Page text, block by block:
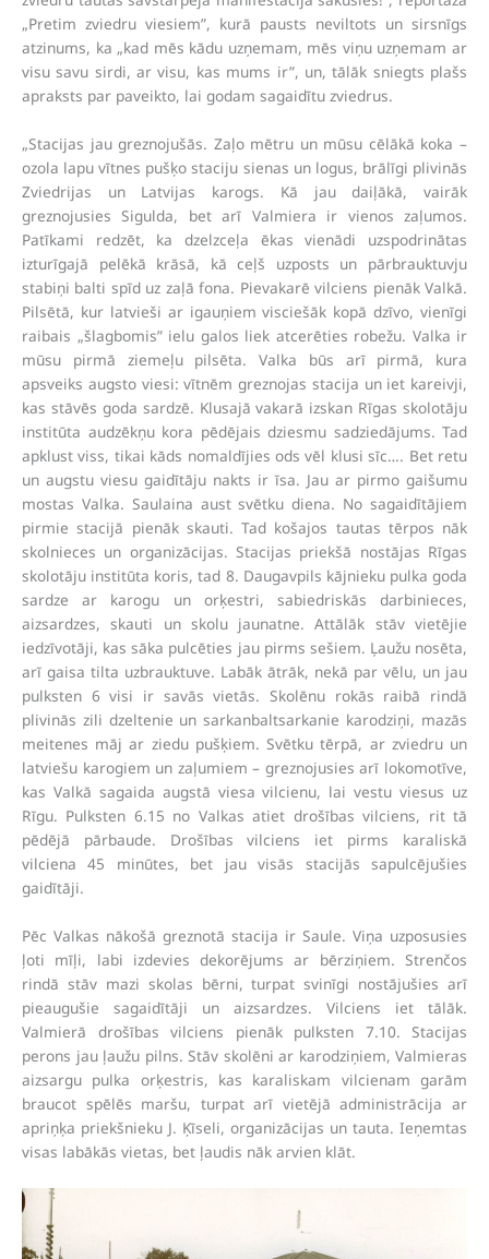
„Pretim zviedru viesiem”, kurā pausts neviltots un sirsnīgs
atzinums, ka „kad mēs kādu uzņemam, mēs viņu uzņemam ar
visu savu sirdi, ar visu, kas mums ir”, un, tālāk sniegts plašs
apraksts par paveikto, lai godam sagaidītu zviedrus.
„Stacijas jau greznojušās. Zaļo mētru un mūsu cēlākā koka –
ozola lapu vītnes pušķo staciju sienas un logus, brālīgi plivinās
Zviedrijas un Latvijas karogs. Kā jau daiļākā, vairāk
greznojusies Sigulda, bet arī Valmiera ir vienos zaļumos.
Patīkami redzēt, ka dzelzceļa ēkas vienādi uzspodrinātas
izturīgajā pelēkā krāsā, kā ceļš uzposts un pārbrauktuvju
stabiņi balti spīd uz zaļā fona. Pievakarē vilciens pienāk Valkā.
Pilsētā, kur latvieši ar igauņiem visciešāk kopā dzīvo, vienīgi
raibais „šlagbomis” ielu galos liek atcerēties robežu. Valka ir
mūsu pirmā ziemeļu pilsēta. Valka būs arī pirmā, kura
apsveiks augsto viesi: vītnēm greznojas stacija un iet kareivji,
kas stāvēs goda sardzē. Klusajā vakarā izskan Rīgas skolotāju
institūta audzēkņu kora pēdējais dziesmu sadziedājums. Tad
apklust viss, tikai kāds nomaldījies ods vēl klusi sīc…. Bet retu
un augstu viesu gaidītāju nakts ir īsa. Jau ar pirmo gaišumu
mostas Valka. Saulaina aust svētku diena. No sagaidītājiem
pirmie stacijā pienāk skauti. Tad košajos tautas tērpos nāk
skolnieces un organizācijas. Stacijas priekšā nostājas Rīgas
skolotāju institūta koris, tad 8. Daugavpils kājnieku pulka goda
sardze ar karogu un orķestri, sabiedriskās darbinieces,
aizsardzes, skauti un skolu jaunatne. Attālāk stāv vietējie
iedzīvotāji, kas sāka pulcēties jau pirms sešiem. Ļaužu nosēta,
arī gaisa tilta uzbrauktuve. Labāk ātrāk, nekā par vēlu, un jau
pulksten 6 visi ir savās vietās. Skolēnu rokās raibā rindā
plivinās zili dzeltenie un sarkanbaltsarkanie karodziņi, mazās
meitenes māj ar ziedu pušķiem. Svētku tērpā, ar zviedru un
latviešu karogiem un zaļumiem – greznojusies arī lokomotīve,
kas Valkā sagaida augstā viesa vilcienu, lai vestu viesus uz
Rīgu. Pulksten 6.15 no Valkas atiet drošības vilciens, rit tā
pēdējā pārbaude. Drošības vilciens iet pirms karaliskā
vilciena 45 minūtes, bet jau visās stacijās sapulcējušies
gaidītāji.
Pēc Valkas nākošā greznotā stacija ir Saule. Viņa uzposusies
ļoti mīļi, labi izdevies dekorējums ar bērziņiem. Strenčos
rindā stāv mazi skolas bērni, turpat svinīgi nostājušies arī
pieaugušie sagaidītāji un aizsardzes. Vilciens iet tālāk.
Valmierā drošības vilciens pienāk pulksten 7.10. Stacijas
perons jau ļaužu pilns. Stāv skolēni ar karodziņiem, Valmieras
aizsargu pulka orķestris, kas karaliskam vilcienam garām
braucot spēlēs maršu, turpat arī vietējā administrācija ar
apriņķa priekšnieku J. Ķīseli, organizācijas un tauta. Ieņemtas
visas labākās vietas, bet ļaudis nāk arvien klāt.